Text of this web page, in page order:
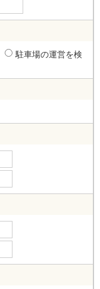
駐車場の運営を検